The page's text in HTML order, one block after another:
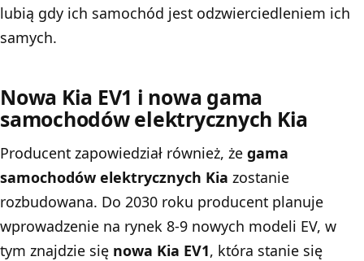
lubią gdy ich samochód jest odzwierciedleniem ich
samych.
Nowa Kia EV1 i nowa gama
samochodów elektrycznych Kia
Producent zapowiedział również, że gama
samochodów elektrycznych Kia zostanie
rozbudowana. Do 2030 roku producent planuje
wprowadzenie na rynek 8-9 nowych modeli EV, w
tym znajdzie się nowa Kia EV1, która stanie się